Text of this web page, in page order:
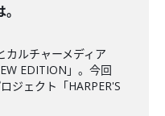
カルチャーメディア
EDITION」。今回
ジェクト「HARPER'S